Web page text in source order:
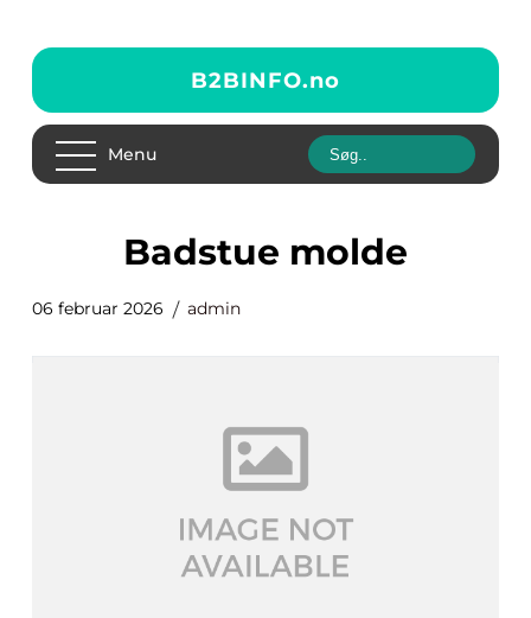
B2BINFO.no
Menu
badstue molde
06 februar 2026 admin